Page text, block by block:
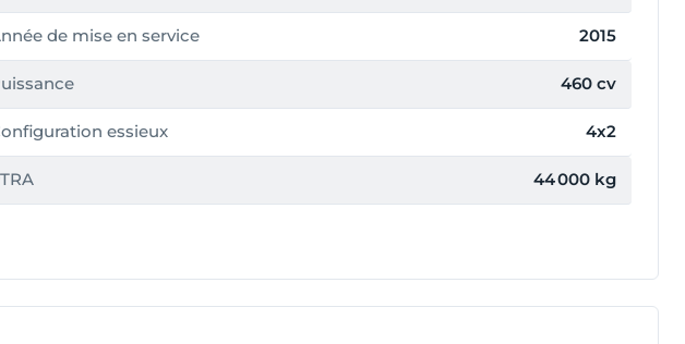
de mise en service 2015
460 cv
essieux 4x2
44 000 kg